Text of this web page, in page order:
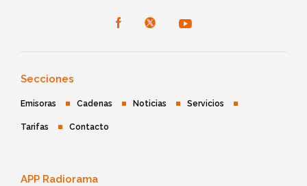
Secciones
Emisoras Cadenas Noticias Servicios
Tarifas Contacto
APP Radiorama